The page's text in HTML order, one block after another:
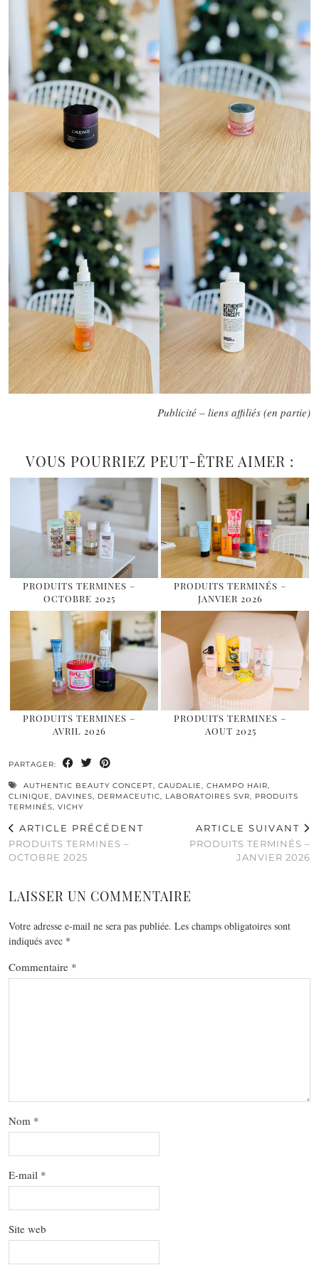
Publicité – liens affiliés (en partie)
VOUS POURRIEZ PEUT-ÊTRE AIMER :
PRODUITS TERMINES –
OCTOBRE 2025
PRODUITS TERMINÉS –
JANVIER 2026
PRODUITS TERMINES –
AVRIL 2026
PRODUITS TERMINES –
AOUT 2025
PARTAGER:
AUTHENTIC BEAUTY CONCEPT, CAUDALIE, CHAMPO HAIR,
CLINIQUE, DAVINES, DERMACEUTIC, LABORATOIRES SVR, PRODUITS
TERMINÉS, VICHY
ARTICLE PRÉCÉDENT
PRODUITS TERMINES –
OCTOBRE 2025
ARTICLE SUIVANT
PRODUITS TERMINÉS –
JANVIER 2026
LAISSER UN COMMENTAIRE
Votre adresse e-mail ne sera pas publiée. Les champs obligatoires sont
indiqués avec *
Commentaire *
Nom *
E-mail *
Site web